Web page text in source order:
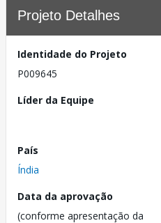
Projeto Detalhes
Identidade do Projeto
P009645
Líder da Equipe
País
Índia
Data da aprovação
(conforme apresentação da